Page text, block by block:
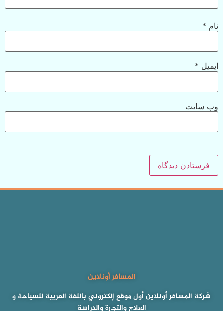
نام*
ایمیل *
وب‌ سایت
المسافر أونلاين
شركة المسافر أونلاين أول موقع إلكتروني باللغة العربية للسياحة و
العلاج والتجارة والدراسة